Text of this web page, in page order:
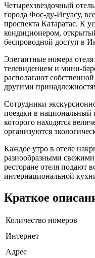
Четырехзвездочный
города Фос-ду-Игуасу,
проспекта Катаратас. К
кондиционером,
беспроводной доступ в
Элегантные номера
телевидением и мини-
располагают
другими
Сотрудники
поездки в национальный
которого находятся
организуются
Каждое утро в отеле
разнообразными
ресторане отеля подают
интернациональной
Краткое
Количество номеров
Интернет
Адрес